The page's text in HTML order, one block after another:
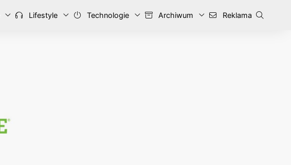
Lifestyle Technologie Archiwum Reklama